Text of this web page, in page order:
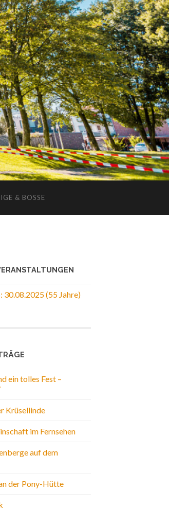
& BOSSE
30.08.2025 (55 Jahre)
ein tolles Fest –
Krüsellinde
im Fernsehen
auf dem
der Pony-Hütte